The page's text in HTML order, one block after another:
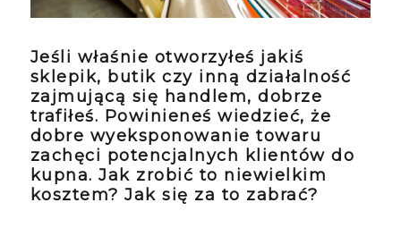
Jeśli właśnie otworzyłeś jakiś
sklepik, butik czy inną działalność
zajmującą się handlem, dobrze
trafiłeś. Powinieneś wiedzieć, że
dobre wyeksponowanie towaru
zachęci potencjalnych klientów do
kupna. Jak zrobić to niewielkim
kosztem? Jak się za to zabrać?